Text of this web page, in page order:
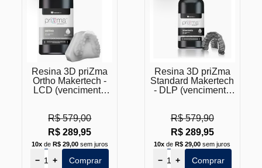
Resina 3D priZma
Ortho Makertech -
LCD (vencimento
R$ 579,00
R$ 289,95
10xde R$ 29,00sem juros
− + Comprar
Resina 3D priZma
Standard Makertech
- DLP (vencimento
R$ 579,90
R$ 289,95
10x deR$ 29,00 sem juros
− + Comprar